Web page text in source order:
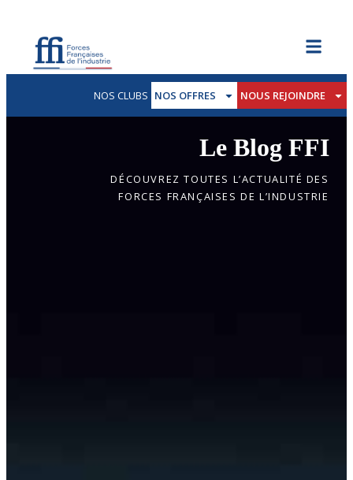
NOS CLUBS NOS OFFRES NOUS REJOINDRE
Le Blog FFI
DÉCOUVREZ TOUTES L’ACTUALITÉ DES
FORCES FRANÇAISES DE L’INDUSTRIE